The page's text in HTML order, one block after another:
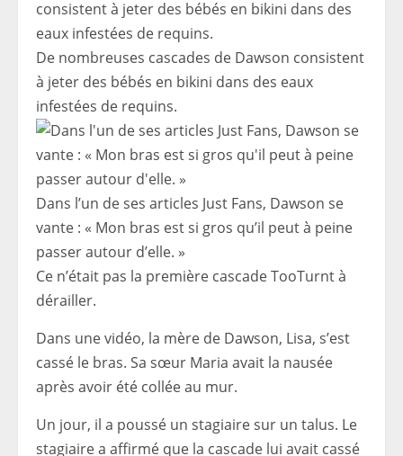
De nombreuses cascades de Dawson consistent
à jeter des bébés en bikini dans des eaux
infestées de requins.
Dans l’un de ses articles Just Fans, Dawson se
vante : « Mon bras est si gros qu’il peut à peine
passer autour d’elle. »
Ce n’était pas la première cascade TooTurnt à
dérailler.
Dans une vidéo, la mère de Dawson, Lisa, s’est
cassé le bras. Sa sœur Maria avait la nausée
après avoir été collée au mur.
Un jour, il a poussé un stagiaire sur un talus. Le
stagiaire a affirmé que la cascade lui avait cassé